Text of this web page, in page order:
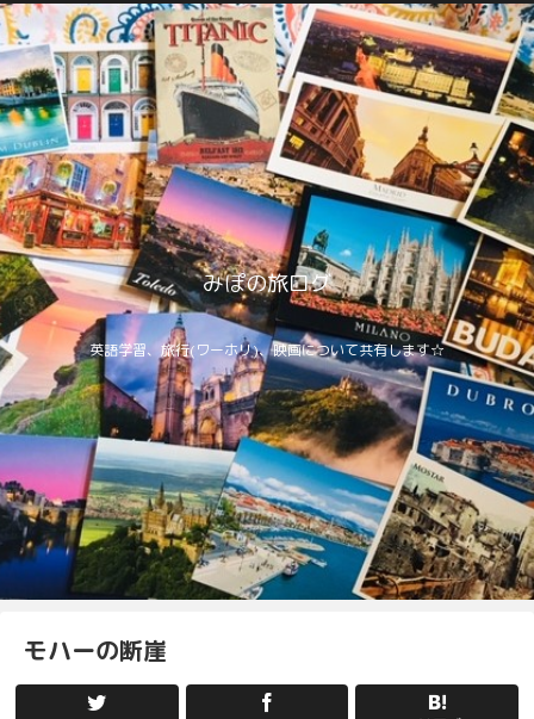
みぽの旅ログ
英語学習、旅行(ワーホリ)、映画について共有します☆
モハーの断崖